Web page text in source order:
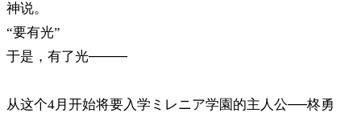
神说。
“要有光”
于是，有了光────
从这个4月开始将要入学ミレニア学園的主人公──柊勇